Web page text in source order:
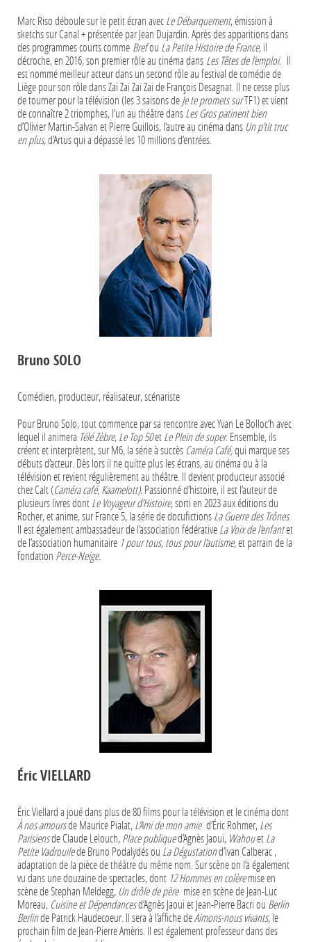
Marc Riso déboule sur le petit écran avecLe Débarquement, émission à
sketchs sur Canal + présentée par Jean Dujardin. Après des apparitions dans
des programmes courts comme Brefou La Petite Histoire de France,il
décroche, en 2016, son premier rôle au cinéma dans Les Têtes de l’emploi. Il
est nommé meilleur acteur dans un second rôle au festival de comédie de
Liège pour son rôle dans Zaï Zaï Zaï Zaï de François Desagnat. Il ne cesse plus
de tourner pour la télévision (les 3 saisons deJe te promets surTF1) et vient
de connaître 2 triomphes, l’un au théâtre dansLes Gros patinent bien
d’Olivier Martin-Salvan et Pierre Guillois, l’autre au cinéma dans Un p’tit truc
en plus, d’Artus qui a dépassé les 10 millions d’entrées.
Bruno SOLO
Comédien, producteur, réalisateur, scénariste
Pour Bruno Solo, tout commence par sa rencontre avec Yvan Le Bolloc’h avec
lequel il animera Télé Zèbre,Le Top 50etLe Plein de super. Ensemble, ils
créent et interprètent, sur M6, la série à succès Caméra Café,qui marque ses
débuts d’acteur. Dès lors il ne quitte plus les écrans, au cinéma ou à la
télévision et revient régulièrement au théâtre. Il devient producteur associé
chez Calt (Caméra café,Kaamelott).Passionné d’histoire, il est l’auteur de
plusieurs livres dontLe Voyageur d’Histoire, sorti en 2023 aux éditions du
Rocher, et anime, sur France 5, la série de docufictionsLa Guerre des Trônes.
Il est également ambassadeur de l’association fédérativeLa Voix de l’enfantet
de l’association humanitaire 1 pour tous, tous pour l’autisme,et parrain de la
fondation Perce-Neige.
Éric VIELLARD
Éric Viellard a joué dans plus de 80 films pour la télévision et le cinéma dont
À nos amoursde Maurice Pialat,L’Ami de mon amied’Éric Rohmer,Les
Parisiensde Claude Lelouch,Place publiqued’Agnès Jaoui, WahouetLa
Petite Vadrouilede Bruno Podalydés ou La Dégustationd’Ivan Calberac ,
adaptation de la pièce de théâtre du même nom. Sur scène on l’a également
vu dans une douzaine de spectacles, dont 12 Hommes en colèremise en
scène de Stephan Meldegg, Un drôle de pèremise en scène de Jean-Luc
Moreau, Cuisine et Dépendancesd’Agnès Jaoui et Jean-Pierre Bacri ou Berlin
Berlinde Patrick Haudecoeur. Il sera à l’affiche deAimons-nous vivants, le
prochain film de Jean-Pierre Amèris. Il est également professeur dans des